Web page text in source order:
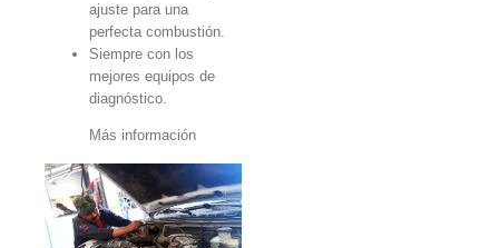
ajuste para una
perfecta combustión.
Siempre con los
mejores equipos de
diagnóstico.
Más información